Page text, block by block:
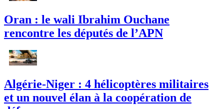
Oran : le wali Ibrahim Ouchane
rencontre les députés de l’APN
Algérie-Niger : 4 hélicoptères militaires
et un nouvel élan à la coopération de